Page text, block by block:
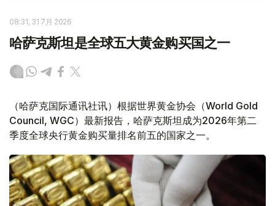
08:31, 31 7月 2026
哈萨克斯坦是全球五大黄金购买国之一
（哈萨克国际通讯社讯）根据世界黄金协会（World Gold
Council, WGC）最新报告，哈萨克斯坦成为2026年第二
季度全球央行黄金购买量排名前五的国家之一。